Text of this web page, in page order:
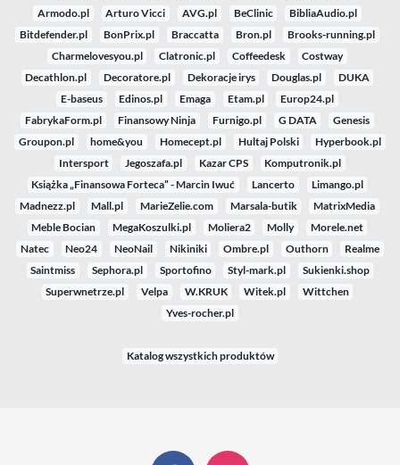
Armodo.pl
Arturo Vicci AVG.pl BeClinic
BibliaAudio.pl
Bitdefender.pl
BonPrix.pl Braccatta Bron.pl
Brooks-running.pl
Charmelovesyou.pl
Clatronic.pl Coffeedesk
Costway
Decathlon.pl
Decoratore.pl Dekoracje irys Douglas.pl
DUKA
E-baseus
Edinos.pl Emaga Etam.pl
Europ24.pl
FabrykaForm.pl
Finansowy Ninja Furnigo.pl G DATA
Genesis
Groupon.pl
home&you Homecept.pl Hultaj Polski
Hyperbook.pl
Intersport
Jegoszafa.pl Kazar CPS
Komputronik.pl
Książka „Finansowa Forteca” - Marcin Iwuć
Lancerto
Limango.pl
Madnezz.pl
Mall.pl MarieZelie.com Marsala-butik
MatrixMedia
Meble Bocian
MegaKoszulki.pl Moliera2 Molly
Morele.net
Natec
Neo24 NeoNail Nikiniki Ombre.pl Outhorn
Realme
Saintmiss
Sephora.pl Sportofino Styl-mark.pl
Sukienki.shop
Superwnetrze.pl
Velpa W.KRUK Witek.pl
Wittchen
Yves-rocher.pl
Katalog wszystkich produktów